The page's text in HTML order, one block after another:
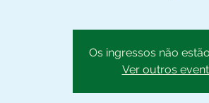
Os ingressos não
Ver outros